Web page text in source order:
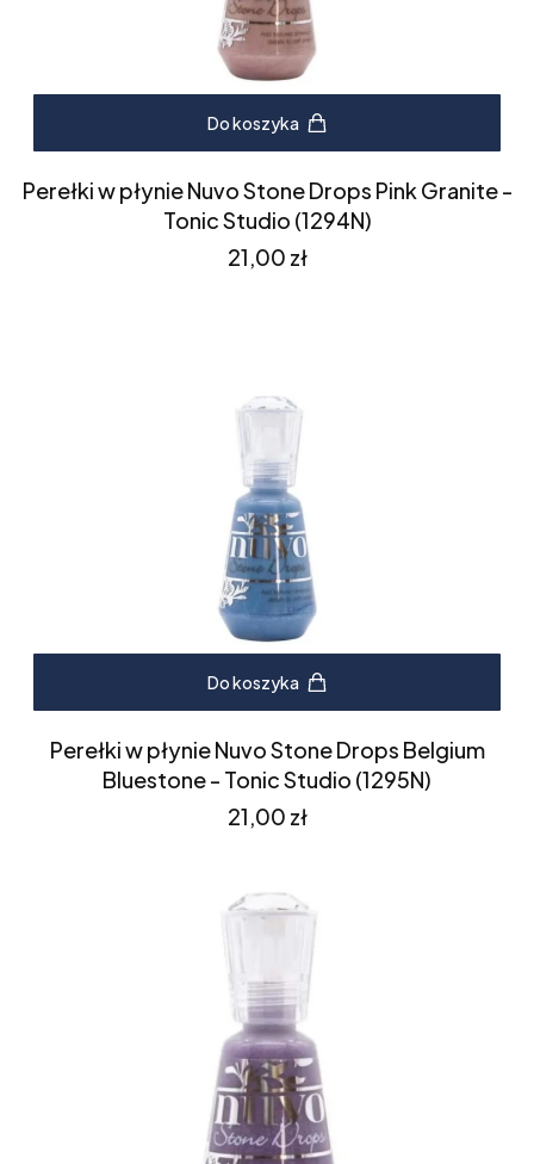
Do koszyka
Perełki w płynie Nuvo Stone Drops Pink Granite -
Tonic Studio (1294N)
Cena
21,00 zł
Do koszyka
Perełki w płynie Nuvo Stone Drops Belgium
Bluestone - Tonic Studio (1295N)
Cena
21,00 zł